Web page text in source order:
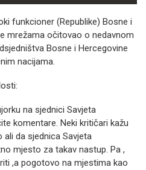
funkcioner (Republike) Bosne i
mrežama očitovao o nedavnom
Bosne i Hercegovine
nacijama.
na sjednici Savjeta
komentare. Neki kritičari kažu
da sjednica Savjeta
mjesto za takav nastup. Pa ,
,a pogotovo na mjestima kao